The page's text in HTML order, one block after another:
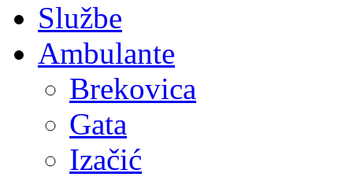
Službe
Ambulante
Brekovica
Gata
Izačić